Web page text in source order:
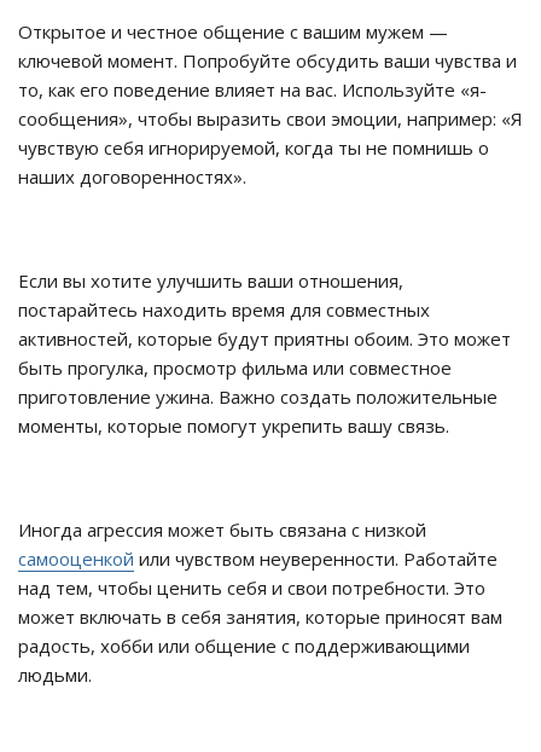
Открытое и честное общение с вашим мужем —
ключевой момент. Попробуйте обсудить ваши чувства и
то, как его поведение влияет на вас. Используйте «я-
сообщения», чтобы выразить свои эмоции, например: «Я
чувствую себя игнорируемой, когда ты не помнишь о
наших договоренностях».
Если вы хотите улучшить ваши отношения,
постарайтесь находить время для совместных
активностей, которые будут приятны обоим. Это может
быть прогулка, просмотр фильма или совместное
приготовление ужина. Важно создать положительные
моменты, которые помогут укрепить вашу связь.
Иногда агрессия может быть связана с низкой
самооценкой или чувством неуверенности. Работайте
над тем, чтобы ценить себя и свои потребности. Это
может включать в себя занятия, которые приносят вам
радость, хобби или общение с поддерживающими
людьми.